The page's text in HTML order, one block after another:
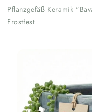
Pflanzgefäß Keramik
Frostfest